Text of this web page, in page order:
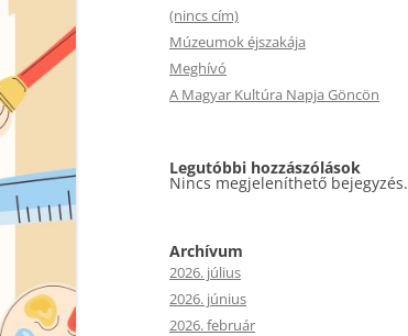
(nincs cím)
Múzeumok éjszakája
Meghívó
A Magyar Kultúra Napja Göncön
Legutóbbi hozzászólások
Nincs megjeleníthető bejegyzés.
Archívum
2026. július
2026. június
2026. február